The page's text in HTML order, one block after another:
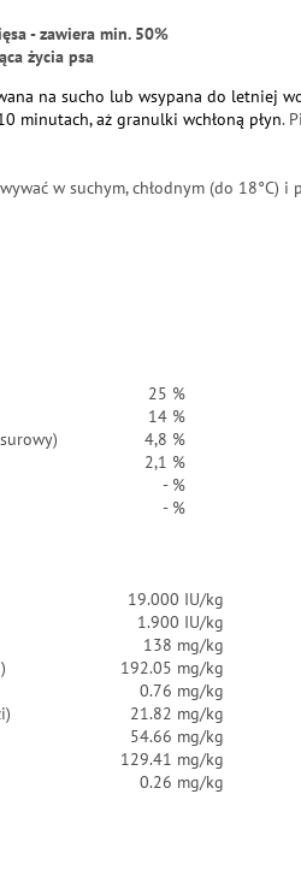
-zawiera min. 50%
życia psa
na sucho lub wsypana do letniej
minutach, aż granulki wchłoną płyn.
w suchym, chłodnym (do 18°C) i
25 %
14 %
4,8 %
2,1 %
- %
- %
19.000 IU/kg
1.900 IU/kg
138 mg/kg
192.05 mg/kg
0.76 mg/kg
21.82 mg/kg
54.66 mg/kg
129.41 mg/kg
0.26 mg/kg